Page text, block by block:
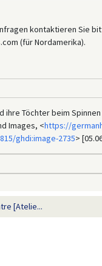
kontaktieren Sie
(für Nordamerika).
ihre Töchter beim
Images, <https://
ghdi:image-2735>
[Atelie...